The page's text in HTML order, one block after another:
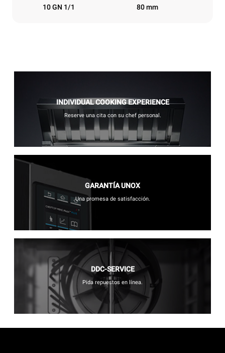
10 GN 1/1 80 mm
INDIVIDUAL COOKING EXPERIENCE
Reserve una cita con su chef personal.
GARANTÍA UNOX
Una promesa de satisfacción.
DDC-SERVICE
Pida repuestos en línea.